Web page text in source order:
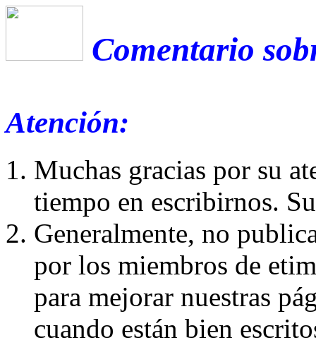
Comentario
Atención:
Muchas gracias por su
tiempo en escribirnos.
Generalmente, no
por los miembros de
para mejorar nuestras
cuando están bien